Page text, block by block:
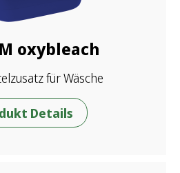
oxybleach
für Wäsche
Details